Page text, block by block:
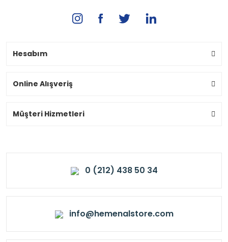
Hesabım
Online Alışveriş
Müşteri Hizmetleri
0 (212) 438 50 34
info@hemenalstore.com